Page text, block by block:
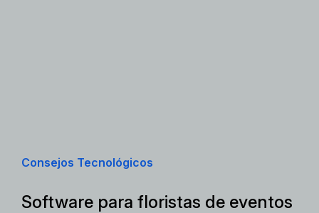
Consejos Tecnológicos
Software para floristas de eventos